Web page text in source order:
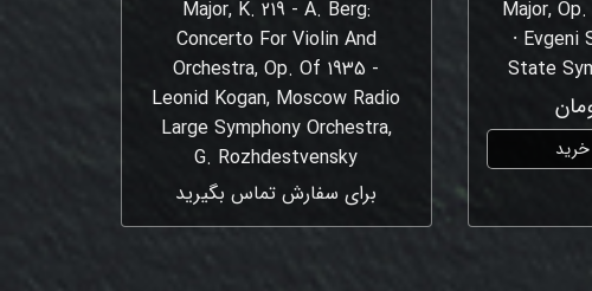
Major,
⸱ Evgeni
State
Major, K. 219 - A. Berg:
Concerto For Violin And
Orchestra, Op. Of 1935 -
Leonid Kogan, Moscow Radio
Large Symphony Orchestra,
G. Rozhdestvensky
برای سفارش تماس بگیرید